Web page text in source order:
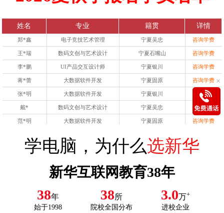
×
姓名 专业 籍贯 详情
数码文创与艺术设计 宁夏固原 咨询学费
徐*肖 大数据软件开发 宁夏银川 咨询学费
郑*鑫 电子竞技艺术管理 宁夏吴忠 咨询学费
王*瑞 数码文创与艺术设计 宁夏石嘴山 咨询学费
李*鹏 UI产品交互设计师 宁夏银川 咨询学费
蒋*蕾 大数据软件开发 宁夏固原 咨询学费
张*明 大数据软件开发 宁夏银川 咨询学费
戴* 数码文创与艺术设计 宁夏吴忠 咨询学费
范*明 大数据软件开发 宁夏固原 咨询学费
王* 数码文创与艺术设计 宁夏固原 咨询学费
谢*杰 数码文创与艺术设计 宁夏银川
数码文创与艺术设计 宁夏固原
电子竞技艺术管理
数码文创与艺术设计 宁夏石嘴山
学电脑，为什么选新华
新华互联网教育38年
38年
始于1998
38所
院校全国分布
3.0万+
进校企业